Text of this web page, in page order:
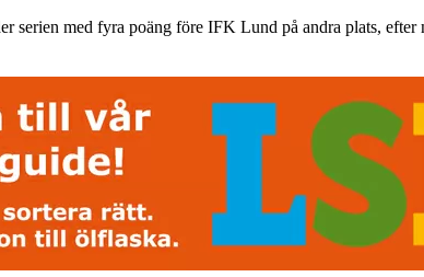
med fyra poäng före IFK Lund på andra plats, efter